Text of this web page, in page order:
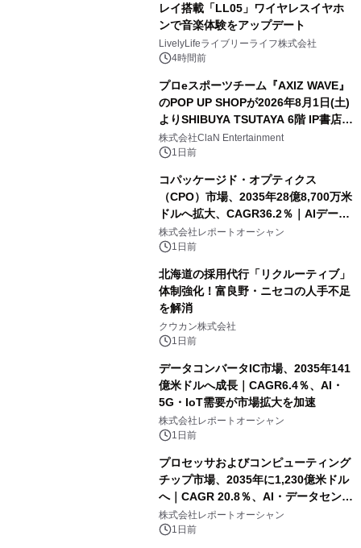
レイ搭載「LL05」ワイヤレスイヤホ
ンで音楽体験をアップデート
LivelyLifeライブリーライフ株式会社
4時間前
プロeスポーツチーム『AXIZ WAVE』
のPOP UP SHOPが2026年8月1日(土)
よりSHIBUYA TSUTAYA 6階 IP書店で
開催決定！！
株式会社ClaN Entertainment
1日前
コパッケージド・オプティクス
（CPO）市場、2035年28億8,700万米
ドルへ拡大、CAGR36.2％｜AIデータ
センター・高速光通信需要が成長を加
速
株式会社レポートオーシャン
1日前
北海道の採用代行「リクルーティブ」
体制強化！富良野・ニセコの人手不足
を解消
クウカン株式会社
1日前
データコンバータIC市場、2035年141
億米ドルへ成長｜CAGR6.4％、AI・
5G・IoT需要が市場拡大を加速
株式会社レポートオーシャン
1日前
プロセッサおよびコンピューティング
チップ市場、2035年に1,230億米ドル
へ｜CAGR 20.8％、AI・データセンタ
ー需要が成長を牽引
株式会社レポートオーシャン
1日前